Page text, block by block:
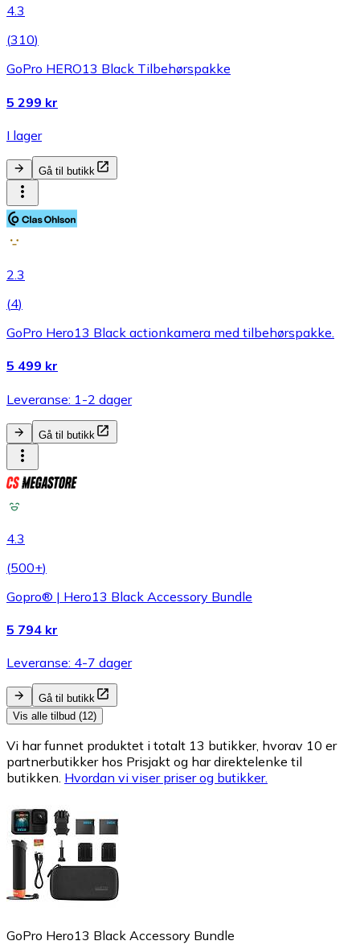
4.3
(310)
GoPro HERO13 Black Tilbehørspakke
5 299 kr
I lager
Gå til butikk
2.3
(4)
GoPro Hero13 Black actionkamera med tilbehørspakke.
5 499 kr
Leveranse: 1-2 dager
Gå til butikk
4.3
(500+)
Gopro® | Hero13 Black Accessory Bundle
5 794 kr
Leveranse: 4-7 dager
Gå til butikk
Vis alle tilbud (12)
Vi har funnet produktet i totalt 13 butikker, hvorav 10 er
partnerbutikker hos Prisjakt og har direktelenke til
butikken. Hvordan vi viser priser og butikker.
GoPro Hero13 Black Accessory Bundle